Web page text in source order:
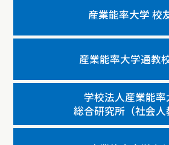
産業能率大学 校
産業能率大学通教
学校法人産業能率
総合研究所（社会人